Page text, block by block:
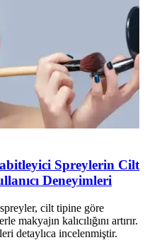
Spreylerin Cilt
Deneyimleri
cilt tipine göre
makyajın kalıcılığını artırır.
detaylıca incelenmiştir.